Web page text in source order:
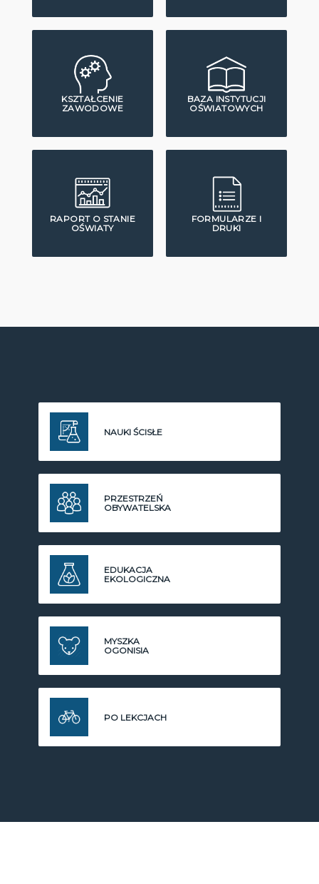
KSZTAŁCENIE
ZAWODOWE
BAZA INSTYTUCJI
OŚWIATOWYCH
RAPORT O STANIE
OŚWIATY
FORMULARZE I
DRUKI
NAUKI ŚCISŁE
PRZESTRZEŃ
OBYWATELSKA
EDUKACJA
EKOLOGICZNA
MYSZKA
OGONISIA
PO LEKCJACH